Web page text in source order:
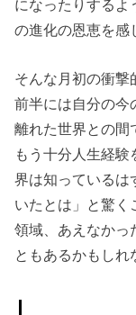
になったりするよ
の進化の恩恵を感
そんな月初の衝撃
前半には自分の今
離れた世界との間
もう十分人生経
界は知っているは
いたとは」と驚く
領域、あえなかっ
ともあるかもしれ